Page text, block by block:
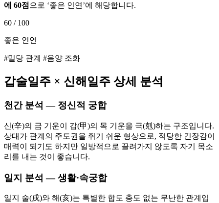
에 60점 으로 ‘좋은 인연 ’에 해당합니다.
60 / 100
좋은 인연
#밀당 관계 #음양 조화
갑술일주 × 신해 일주 상세 분석
천간 분석 — 정신적 궁합
신(辛)의 금 기운이 갑(甲)의 목 기운을 극(剋)하는 구조입니다.
상대가 관계의 주도권을 쥐기 쉬운 형상으로, 적당한 긴장감이
매력이 되기도 하지만 일방적으로 끌려가지 않도록 자기 목소
리를 내는 것이 좋습니다.
일지 분석 — 생활·속궁합
일지 술(戌)와 해(亥)는 특별한 합도 충도 없는 무난한 관계입